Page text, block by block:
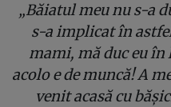
„Băiatul meu nu s-a
s-a implicat în
mami, mă duc eu în
acolo e de muncă! A
venit acasă cu